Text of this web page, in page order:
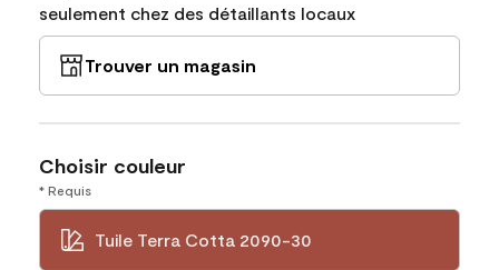
seulement chez des détaillants locaux
Trouver un magasin
Choisir couleur
* Requis
Tuile Terra Cotta 2090-30